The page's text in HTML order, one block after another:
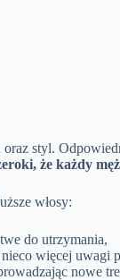
oraz styl.
że każdy
włosy:
do utrzymania,
więcej uwagi
nowe